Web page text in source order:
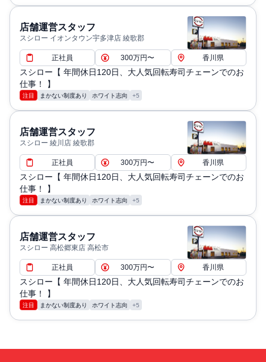
店舗運営スタッフ
スシロー イオンタウン宇多津店 綾歌郡
正社員 300万円〜 香川県
スシロー【 年間休日120日、大人気回転寿司チェーンでのお
仕事！ 】
注目 まかない制度あり ホワイト志向 +5
店舗運営スタッフ
スシロー 綾川店 綾歌郡
正社員 300万円〜 香川県
スシロー【 年間休日120日、大人気回転寿司チェーンでのお
仕事！ 】
注目 まかない制度あり ホワイト志向 +5
店舗運営スタッフ
スシロー 高松郷東店 高松市
正社員 300万円〜 香川県
スシロー【 年間休日120日、大人気回転寿司チェーンでのお
仕事！ 】
注目 まかない制度あり ホワイト志向 +5